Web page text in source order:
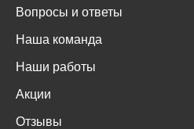
Вопросы и ответы
Наша команда
Наши работы
Акции
Отзывы